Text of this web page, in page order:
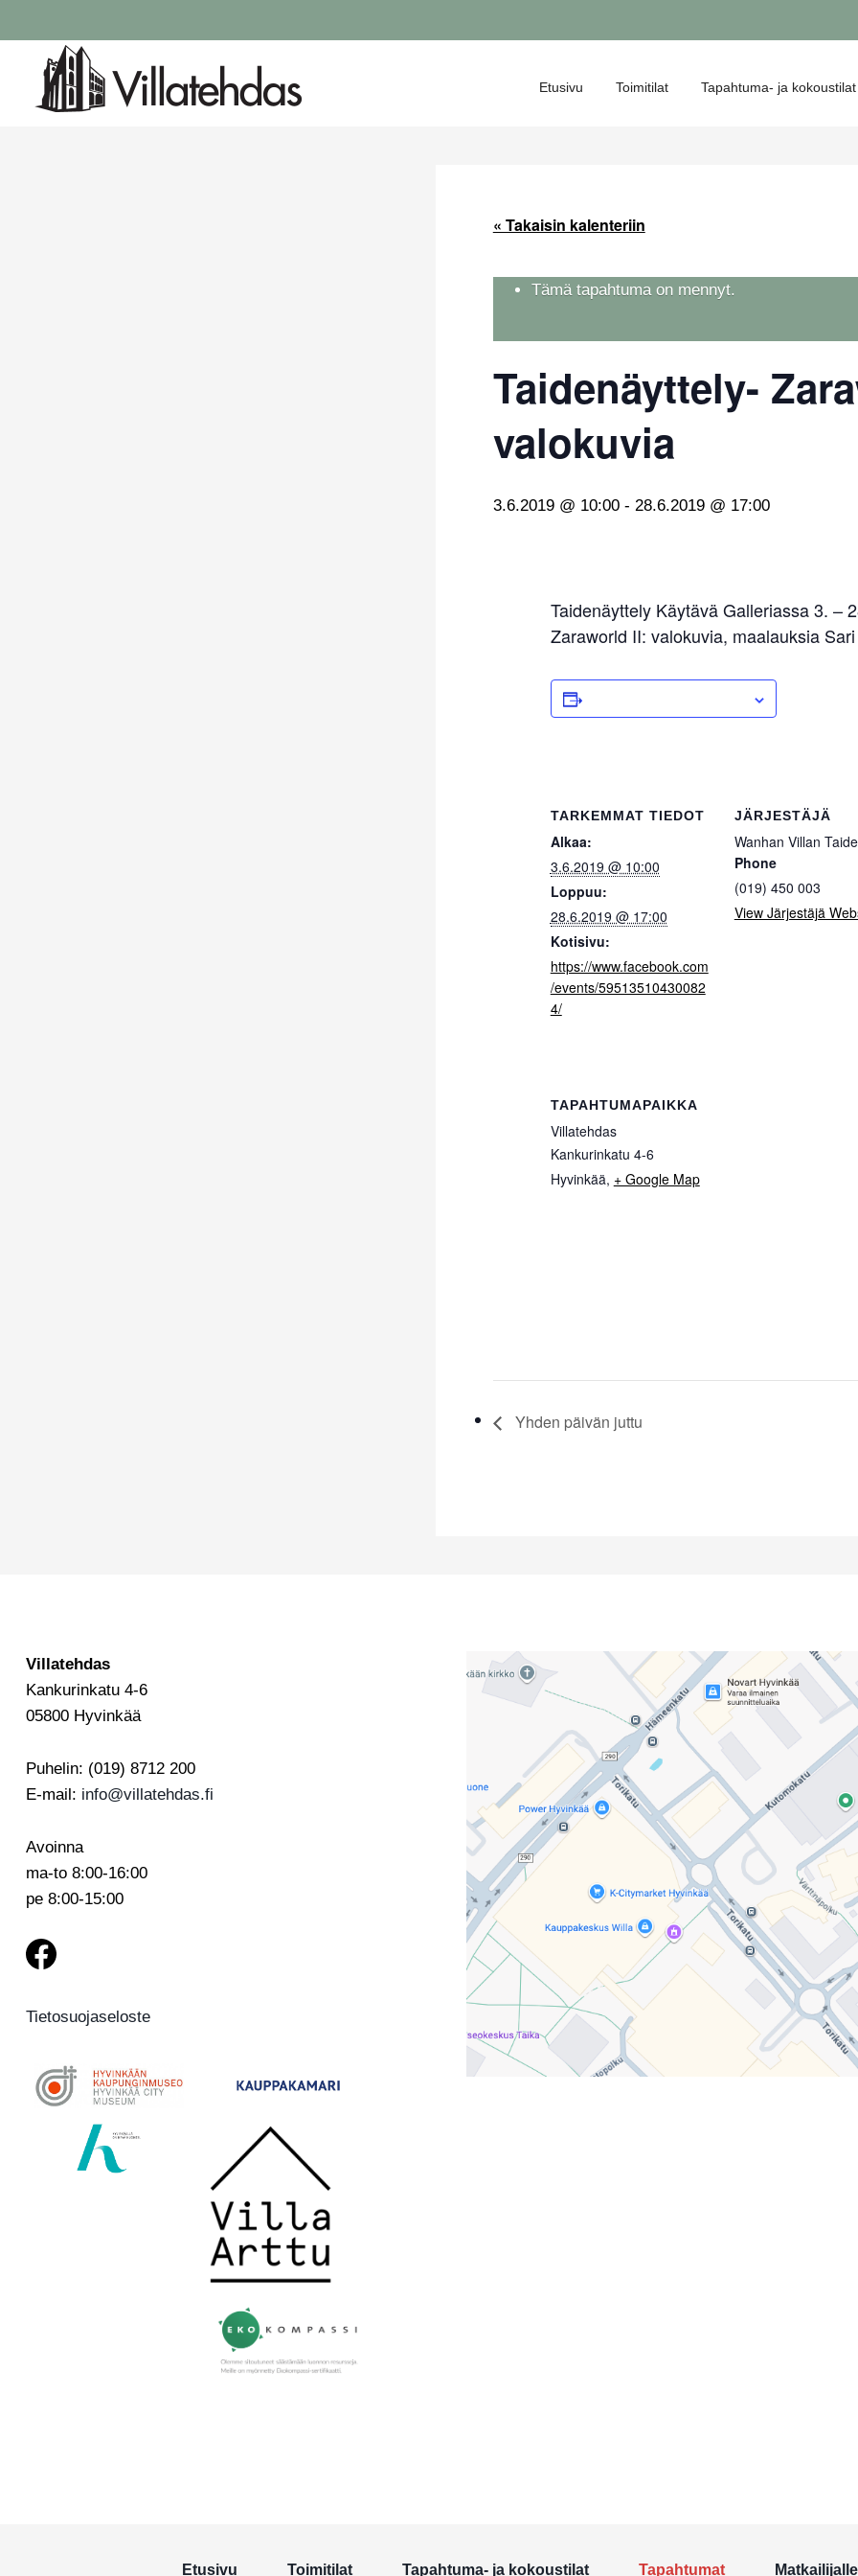
Etusivu Toimitilat Tapahtuma- ja kokoustilat
« Takaisin kalenteriin
Tämä tapahtuma on mennyt.
Taidenäyttely-
valokuvia
3.6.2019 @ 10:00- 28.6.2019 @ 17:00
Taidenäyttely Käytävä Galleriassa 3. –
Zaraworld II: valokuvia, maalauksia
TARKEMMAT TIEDOT
Alkaa:
3.6.2019 @ 10:00
Loppuu:
28.6.2019 @ 17:00
Kotisivu:
https://www.facebook.com
/events/59513510430082
4/
JÄRJESTÄJÄ
Wanhan Villan Taide
Phone
(019) 450 003
View Järjestäjä
TAPAHTUMAPAIKKA
Villatehdas
Kankurinkatu 4-6
Hyvinkää, + Google Map
Yhden päivän juttu
Villatehdas
Kankurinkatu 4-6
05800 Hyvinkää
Puhelin: (019) 8712 200
E-mail: info@villatehdas.fi
Avoinna
ma-to 8:00-16:00
pe 8:00-15:00
Tietosuojaseloste
Etusivu Toimitilat Tapahtuma- ja kokoustilat Tapahtumat Matkailijalle